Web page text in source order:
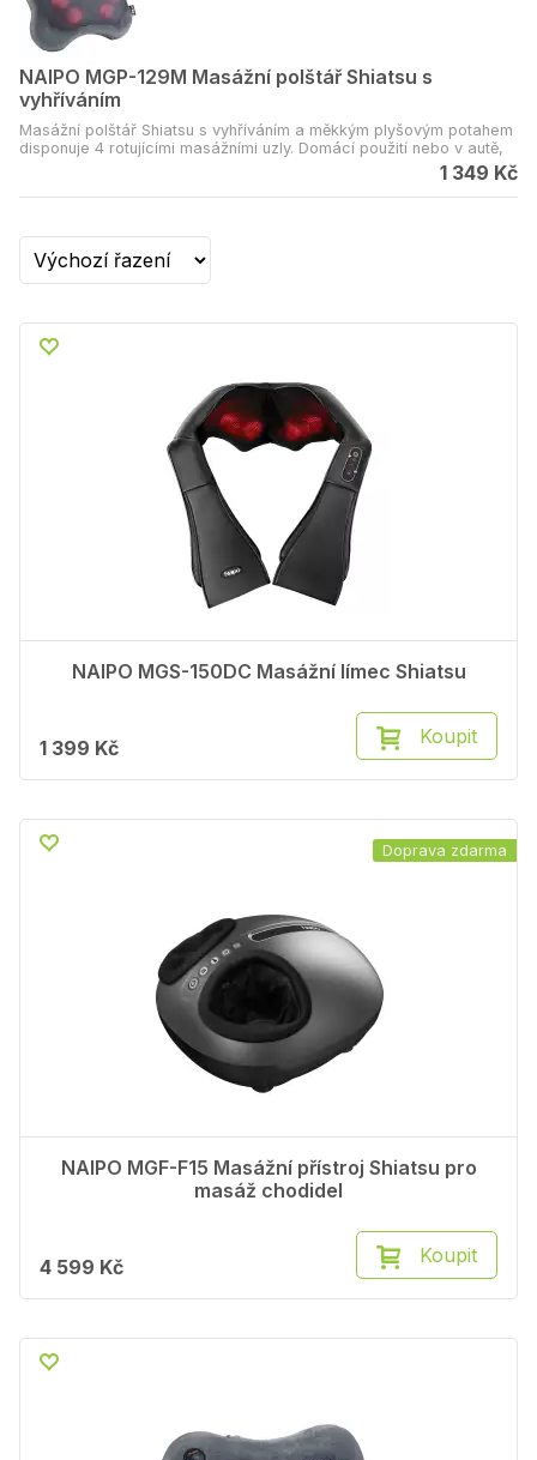
NAIPO MGP-129M Masážní polštář Shiatsu s
vyhříváním
Masážní polštář Shiatsu s vyhříváním a měkkým plyšovým potahem
disponuje 4 rotujícími masážními uzly. Domácí použití nebo v autě,
1 349 Kč
NAIPO MGS-150DC Masážní límec Shiatsu
1 399 Kč Koupit
NAIPO MGF-F15 Masážní přístroj Shiatsu pro
masáž chodidel
4 599 Kč Koupit
Doprava zdarma